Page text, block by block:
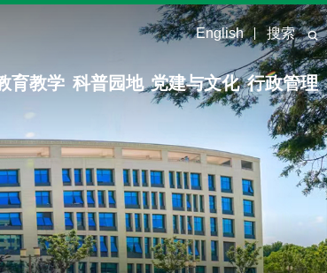
English 搜索
育教学 科普园地 党建与文化 行政管理